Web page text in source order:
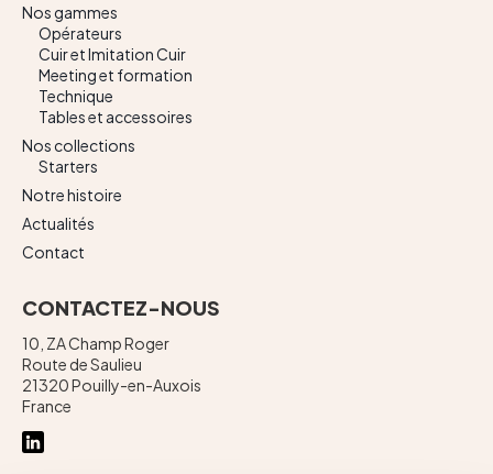
Nos gammes
Opérateurs
Cuir et Imitation Cuir
Meeting et formation
Technique
Tables et accessoires
Nos collections
Starters
Notre histoire
Actualités
Contact
CONTACTEZ-NOUS
10, ZA Champ Roger
Route de Saulieu
21320 Pouilly-en-Auxois
France